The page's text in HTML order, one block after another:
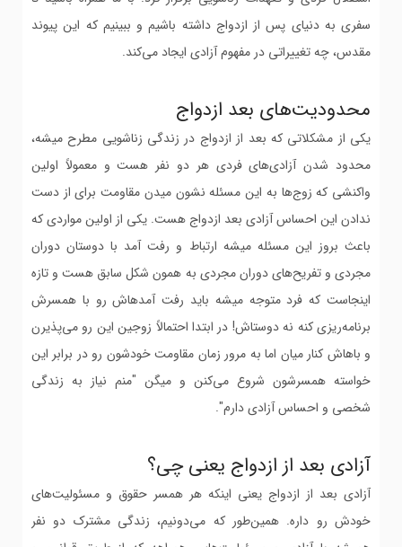
سفری به دنیای پس از ازدواج داشته باشیم و ببینیم که این پیوند
مقدس، چه تغییراتی در مفهوم آزادی ایجاد می‌کند.
محدودیت‌های بعد ازدواج
یکی از مشکلاتی که بعد از ازدواج در زندگی زناشویی مطرح میشه،
محدود شدن آزادی‌های فردی هر دو نفر هست و معمولاً اولین
واکنشی که زوج‌ها به این مسئله نشون میدن مقاومت برای از دست
ندادن این احساس آزادی بعد ازدواج هست. یکی از اولین مواردی که
باعث بروز این مسئله میشه ارتباط و رفت آمد با دوستان دوران
مجردی و تفریح‌های دوران مجردی به همون شکل سابق هست و تازه
اینجاست که فرد متوجه میشه باید رفت آمدهاش رو با همسرش
برنامه‌ریزی کنه نه دوستاش! در ابتدا احتمالاً زوجین این رو می‌پذیرن
و باهاش کنار میان اما به مرور زمان مقاومت خودشون رو در برابر این
خواسته همسرشون شروع می‌کنن و میگن "منم نیاز به زندگی
شخصی و احساس آزادی دارم".
آزادی بعد از ازدواج یعنی چی؟
آزادی بعد از ازدواج یعنی اینکه هر همسر حقوق و مسئولیت‌های
خودش رو داره. همین‌طور که می‌دونیم، زندگی مشترک دو نفر